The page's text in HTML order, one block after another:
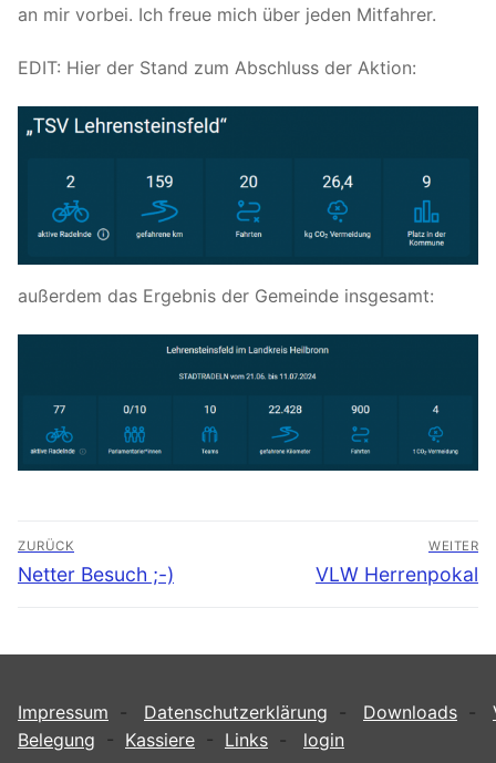
an mir vorbei. Ich freue mich über jeden Mitfahrer.
EDIT: Hier der Stand zum Abschluss der Aktion:
außerdem das Ergebnis der Gemeinde insgesamt:
Beitragsnavigation
ZURÜCK
Vorheriger
Netter Besuch ;-)
WEITER
Nächster
VLW Herrenpokal
Impressum - Datenschutzerklärung - Downloads -
Belegung - Kassiere - Links - login